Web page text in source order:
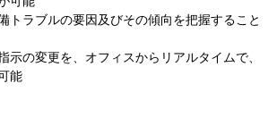
トラブルの要因及びその傾向を把握すること
示の変更を、オフィスからリアルタイムで、
能